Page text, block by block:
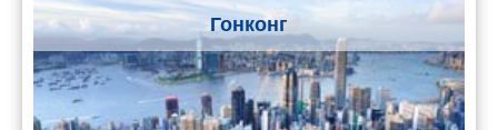
Гонконг